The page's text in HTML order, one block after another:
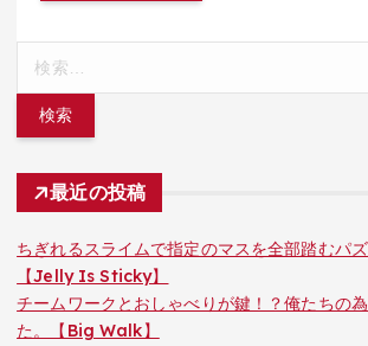
最近の投稿
ちぎれるスライムで指定のマスを全部踏むパ
【Jelly Is Sticky】
チームワークとおしゃべりが鍵！？俺たちの
た。【Big Walk】